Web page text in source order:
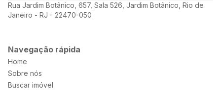
Rua Jardim Botânico, 657, Sala 526, Jardim Botânico, Rio de
Janeiro - RJ - 22470-050
Navegação rápida
Home
Sobre nós
Buscar imóvel